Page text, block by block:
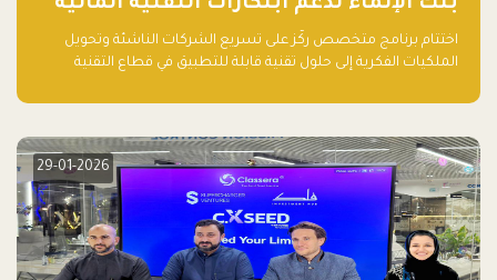
بنك الإنماء لدعم ابتكارات التقنية المالية
اختتام برنامج متخصص ركّز على تسريع الشركات الناشئة وتحويل
الملكيات الفكرية إلى حلول تقنية قابلة للتطبيق في قطاع التقنية
29-01-2026